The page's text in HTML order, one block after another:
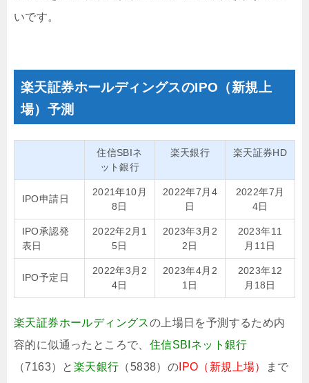
いです。
楽天証券ホールディングスのIPO（新規上
場）予測
住信SBIネ
ット銀行
楽天銀行 楽天証券HD
IPO申請日
2021年10月
8日
2022年7月4
日
2022年7月
4日
IPO承認発
表日
2022年2月1
5日
2023年3月2
2日
2023年11
月11日
IPO予定日
2022年3月2
4日
2023年4月2
1日
2023年12
月18日
楽天証券ホールディングスの上場日を予測するため内
容的に似通ったところで、 住信SBIネット銀行
（7163）と 楽天銀行 （5838）の IPO（新規上場） まで